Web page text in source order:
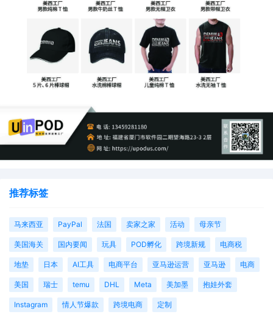
推荐标签
马来西亚 PayPal 法国 卖家之家 活动 母亲节
美国海关 国内要闻 玩具 POD孵化 跨境新规 电商税
地垫 日本 AI工具 电商平台 亚马逊运营 亚马逊 电商
美国 瑞士 temu DHL Meta 美加墨 抱娃外套
Instagram 情人节爆款 跨境电商 定制